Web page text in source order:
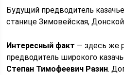
Будущий предводитель
станице Зимовейская,
Интересный факт — здесь же
предводитель широкого
Степан Тимофеевич Разин.